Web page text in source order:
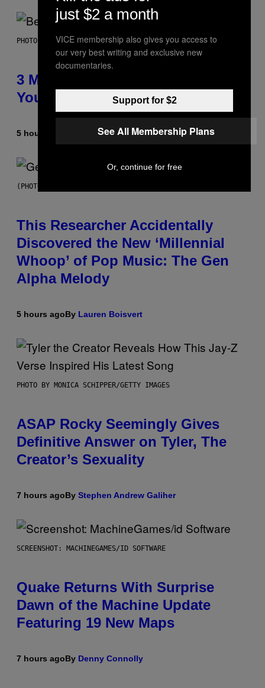
PHOTO BY KEVIN WINTER/GETTY IMAGES FOR RADIO DISNEY
3 Millennial Anthems That Make
You Think of Your Best Friend
5 hours ago Lauren Boisvert
(PHOTO BY TAYLOR HILL/GETTY IMAGES)
This Researcher Accidentally
Discovered the New ‘Millennial
Whoop’ of Pop Music: The Gen
Alpha Melody
5 hours agoBy Lauren Boisvert
PHOTO BY MONICA SCHIPPER/GETTY IMAGES
ASAP Rocky Seemingly Gives
Definitive Answer on Tyler, The
Creator’s Sexuality
7 hours agoBy Stephen Andrew Galiher
SCREENSHOT: MACHINEGAMES/ID SOFTWARE
Quake Returns With Surprise
Dawn of the Machine Update
Featuring 19 New Maps
7 hours agoBy Denny Connolly
just $2 a month
VICE membership also gives you access to
our very best writing and exclusive new
documentaries.
Support for $2
See All Membership Plans
Or, continue for free